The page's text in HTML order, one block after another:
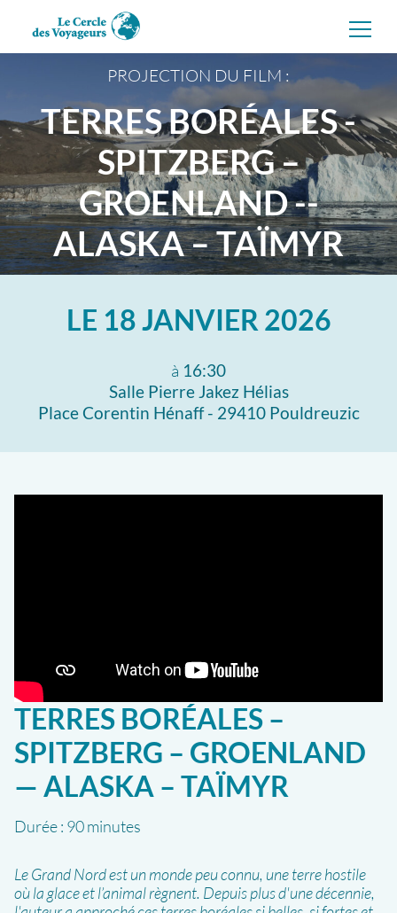
directement
contenu
PROJECTION DU FILM :
TERRES BORÉALES -
SPITZBERG –
GROENLAND --
ALASKA – TAÏMYR
LE 18 JANVIER 2026
à 16:30
Salle Pierre Jakez Hélias
Place Corentin Hénaff - 29410 Pouldreuzic
TERRES BORÉALES –
SPITZBERG – GROENLAND
— ALASKA – TAÏMYR
Durée : 90 minutes
Le Grand Nord est un monde peu connu, une terre hostile
où la glace et l’animal règnent. Depuis plus d'une décennie,